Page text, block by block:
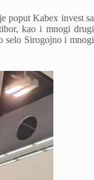
poput Kabex invest sa
kao i mnogi drugi
selo Sirogojno i mnogi